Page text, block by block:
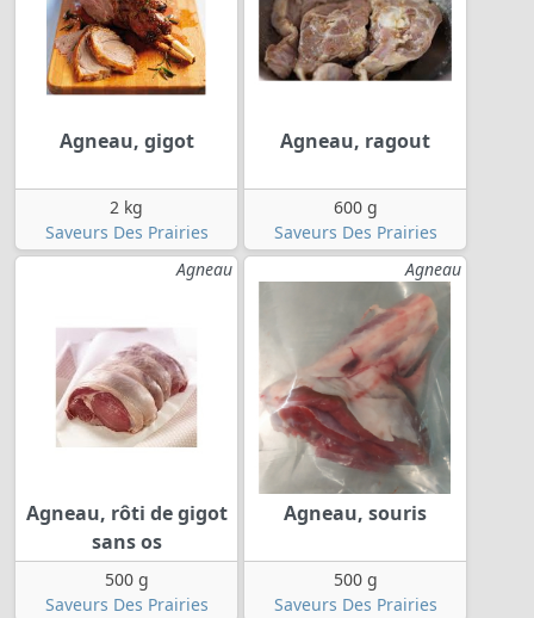
Agneau, gigot
2 kg
Saveurs Des Prairies
Agneau, ragout
600 g
Saveurs Des Prairies
Agneau
Agneau, rôti de gigot
sans os
500 g
Saveurs Des Prairies
Agneau
Agneau, souris
500 g
Saveurs Des Prairies